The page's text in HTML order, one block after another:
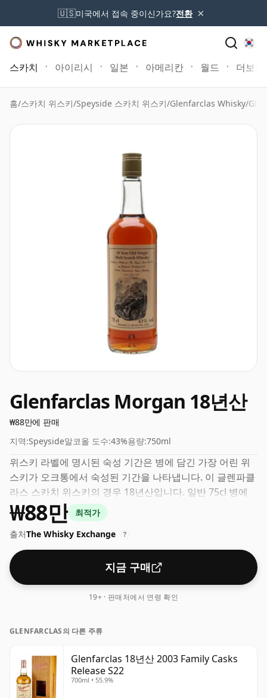
🇺🇸미국에서 접속 중이신가요?전환 ×
스카치 아이리시 일본 아메리칸 월드 더보기
홈/스카치 위스키/Speyside 스카치 위스키/Glenfarclas Whisky/
Glenfarclas Morgan 18년산
₩88만에 판매
지역:Speyside알코올 도수:43%용량:750ml
위스키 라벨에 명시된 숙성 기간은 병에 담긴 가장 어린 위
스키가 오크통에서 숙성된 기간을 나타냅니다. 이 글렌파클
라스 스카치 위스키의 경우 18년산입니다. 일반 75cl 병에
들어 있으며 건강한 ABV 43%로 병입됩니다.
₩88만
최적가
출처The Whisky Exchange ?
지금 구매
19+ · 판매처에서 연령 확인
GLENFARCLAS의 다른 주류
Glenfarclas 18년산 2003 Family Casks
Release S22
700ml • 55.9%